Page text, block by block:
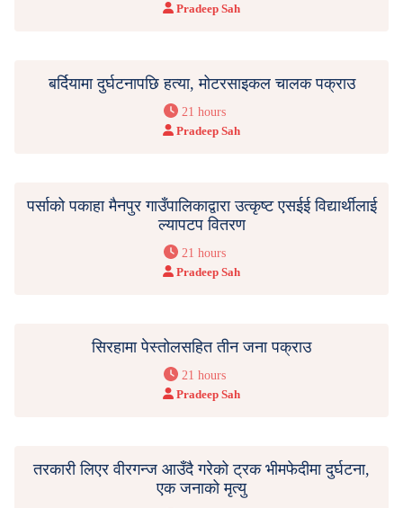
Pradeep Sah
बर्दियामा दुर्घटनापछि हत्या, मोटरसाइकल चालक पक्राउ
21 hours
Pradeep Sah
पर्साको पकाहा मैनपुर गाउँपालिकाद्वारा उत्कृष्ट एसईई विद्यार्थीलाई
ल्यापटप वितरण
21 hours
Pradeep Sah
सिरहामा पेस्तोलसहित तीन जना पक्राउ
21 hours
Pradeep Sah
तरकारी लिएर वीरगन्ज आउँदै गरेको ट्रक भीमफेदीमा दुर्घटना,
एक जनाको मृत्यु